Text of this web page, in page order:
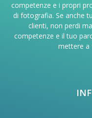
competenze e i propri
di fotografia. Se anche
clienti, non perdi
competenze e il tuo
mettere a